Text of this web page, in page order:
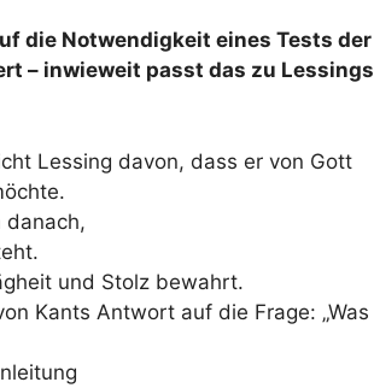
die Notwendigkeit eines Tests der
– inwieweit passt das zu Lessings
Lessing davon, dass er von Gott
danach,
und Stolz bewahrt.
Kants Antwort auf die Frage: „Was